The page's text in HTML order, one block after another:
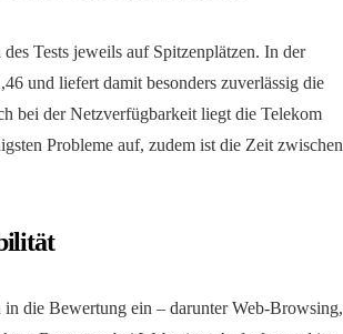
Tests jeweils auf Spitzenplätzen. In der
und liefert damit besonders zuverlässig die
bei der Netzverfügbarkeit liegt die Telekom
Probleme auf, zudem ist die Zeit zwischen
in die Bewertung ein – darunter Web-Browsing,